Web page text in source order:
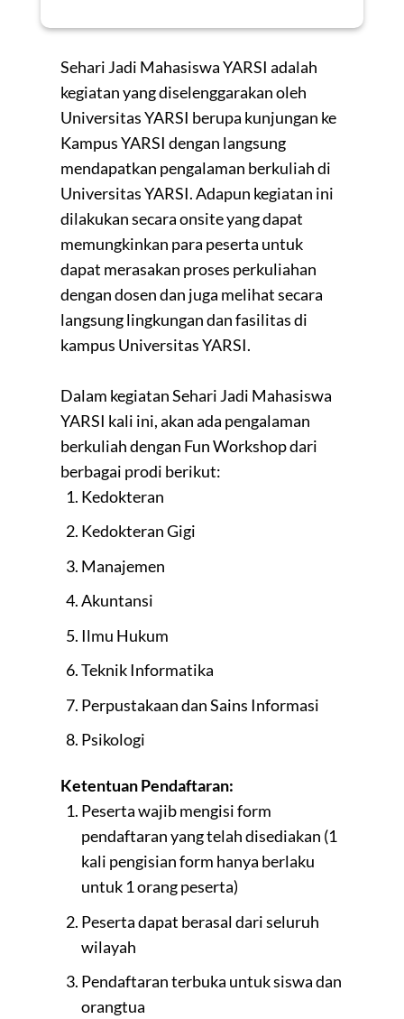
Sehari Jadi Mahasiswa YARSI adalah
kegiatan yang diselenggarakan oleh
Universitas YARSI berupa kunjungan ke
Kampus YARSI dengan langsung
mendapatkan pengalaman berkuliah di
Universitas YARSI. Adapun kegiatan ini
dilakukan secara onsite yang dapat
memungkinkan para peserta untuk
dapat merasakan proses perkuliahan
dengan dosen dan juga melihat secara
langsung lingkungan dan fasilitas di
kampus Universitas YARSI.
Dalam kegiatan Sehari Jadi Mahasiswa
YARSI kali ini, akan ada pengalaman
berkuliah dengan Fun Workshop dari
berbagai prodi berikut:
Kedokteran
Kedokteran Gigi
Manajemen
Akuntansi
Ilmu Hukum
Teknik Informatika
Perpustakaan dan Sains Informasi
Psikologi
Ketentuan Pendaftaran:
Peserta wajib mengisi form
pendaftaran yang telah disediakan (1
kali pengisian form hanya berlaku
untuk 1 orang peserta)
Peserta dapat berasal dari seluruh
wilayah
Pendaftaran terbuka untuk siswa dan
orangtua